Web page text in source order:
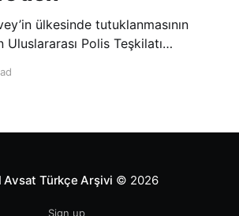
ülkesinde tutuklanmasının
Uluslararası Polis Teşkilatı
Avsat Türkçe Arşivi © 2026
Sign up